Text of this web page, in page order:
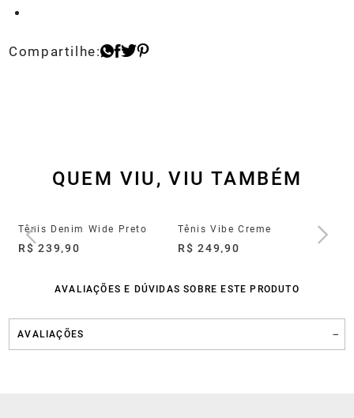
QUEM VIU, VIU TAMBÉM
Tênis Denim Wide Preto
R$ 239,90
Tênis Vibe Creme
R$ 249,90
AVALIAÇÕES E DÚVIDAS SOBRE ESTE PRODUTO
AVALIAÇÕES